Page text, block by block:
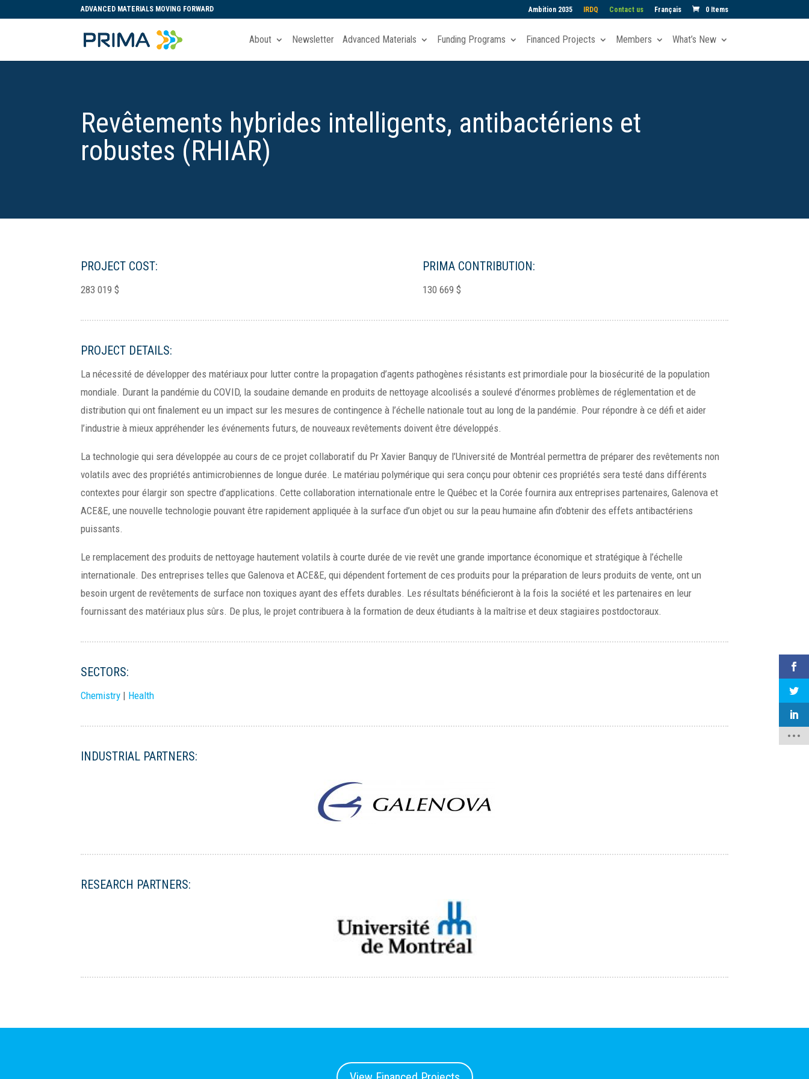
ADVANCED MATERIALS MOVING FORWARD Ambition 2035 IRDQ Contact us Français 0 Items
About Newsletter Advanced Materials Funding Programs Financed Projects Members What’s New
Revêtements hybrides intelligents, antibactériens et
robustes (RHIAR)
PROJECT COST:
283 019 $
PRIMA CONTRIBUTION:
130 669 $
PROJECT DETAILS:
La nécessité de développer des matériaux pour lutter contre la propagation d’agents pathogènes résistants est primordiale pour la biosécurité de la population
mondiale. Durant la pandémie du COVID, la soudaine demande en produits de nettoyage alcoolisés a soulevé d’énormes problèmes de réglementation et de
distribution qui ont finalement eu un impact sur les mesures de contingence à l’échelle nationale tout au long de la pandémie. Pour répondre à ce défi et aider
l’industrie à mieux appréhender les événements futurs, de nouveaux revêtements doivent être développés.
La technologie qui sera développée au cours de ce projet collaboratif du Pr Xavier Banquy de l’Université de Montréal permettra de préparer des revêtements non
volatils avec des propriétés antimicrobiennes de longue durée. Le matériau polymérique qui sera conçu pour obtenir ces propriétés sera testé dans différents
contextes pour élargir son spectre d’applications. Cette collaboration internationale entre le Québec et la Corée fournira aux entreprises partenaires, Galenova et
ACE&E, une nouvelle technologie pouvant être rapidement appliquée à la surface d’un objet ou sur la peau humaine afin d’obtenir des effets antibactériens
puissants.
Le remplacement des produits de nettoyage hautement volatils à courte durée de vie revêt une grande importance économique et stratégique à l’échelle
internationale. Des entreprises telles que Galenova et ACE&E, qui dépendent fortement de ces produits pour la préparation de leurs produits de vente, ont un
besoin urgent de revêtements de surface non toxiques ayant des effets durables. Les résultats bénéficieront à la fois la société et les partenaires en leur
fournissant des matériaux plus sûrs. De plus, le projet contribuera à la formation de deux étudiants à la maîtrise et deux stagiaires postdoctoraux.
SECTORS:
Chemistry | Health
INDUSTRIAL PARTNERS:
RESEARCH PARTNERS: